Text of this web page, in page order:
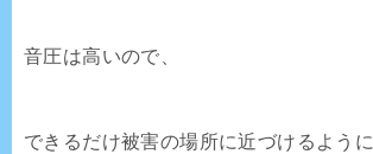
音圧は高いので、
できるだけ被害の場所に近づけるように